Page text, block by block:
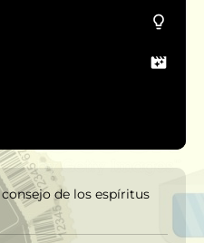
de los espíritus